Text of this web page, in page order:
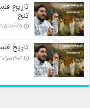
تاریخ
تنخ
۱۴۰۵-۰۳-
تاریخ
۱۴۰۵-۰۳-